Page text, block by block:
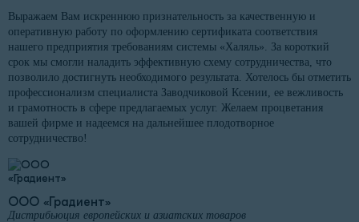
Выражаем Вам искреннюю признательность за качественную и
оперативную работу по оформлению сертификата соответствия
нашего предприятия требованиям системы «Халяль». За короткий
срок мы смогли наладить эффективную схему сотрудничества, что
позволило достигнуть необходимого результата. Хотелось бы отметить
профессионализм специалиста Заводчиковой Ксении, ее вежливость
и грамотность в сфере предлагаемых услуг. Желаем процветания
вашей фирме и надеемся на дальнейшее плодотворное
сотрудничество!
ООО «Градиент»
Дистрибьюция европейских и азиатских товаров